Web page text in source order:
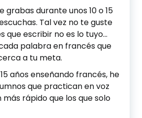
grabas durante unos 10 o 15
Tal vez no te guste
que escribir no es lo tuyo…
palabra en francés que
a tu meta.
años enseñando francés, he
que practican en voz
rápido que los que solo